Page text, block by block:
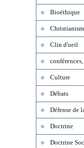
Bioéthique
Clin d'oeil
Culture
Débats
Défense de
Doctrine
Doctrine